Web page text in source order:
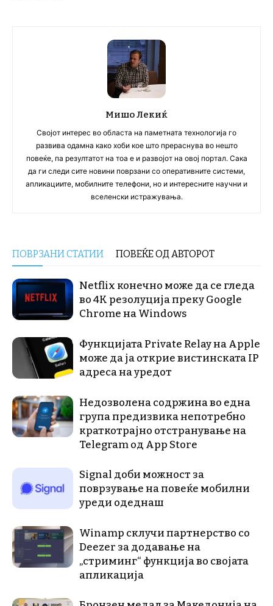
Мишо Лекиќ
Својот интерес во областа на паметната технологија го
развива одамна како хоби кое што прераснува во нешто
повеќе, па резултатот на тоа е и развојот на овој портал. Сака
да ги следи сите новини поврзани со оперативните системи,
апликациите, мобилните телефони, но и интересните научни и
вселенски истражувања.
ПОВРЗАНИ СТАТИИ ПОВЕЌЕ ОД АВТОРОТ
Netflix конечно може да се гледа
во 4K резолуција преку Google
Chrome на Windows
Функцијата Private Relay на Apple
може да ја открие вистинската IP
адреса на уредот
Недозволена содржина во една
група предизвика непотребно
краткотрајно отстранување на
Telegram од App Store
Signal доби можност за
поврзување на повеќе мобилни
уреди одеднаш
Winamp склучи партнерство со
Deezer за додавање на
„стриминг“ функција во својата
апликација